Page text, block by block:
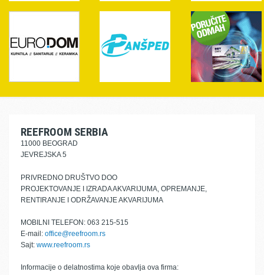
REEFROOM SERBIA
11000 BEOGRAD
JEVREJSKA 5
PRIVREDNO DRUŠTVO DOO
PROJEKTOVANJE I IZRADA AKVARIJUMA, OPREMANJE,
RENTIRANJE I ODRŽAVANJE AKVARIJUMA
MOBILNI TELEFON: 063 215-515
E-mail: office@reefroom.rs
Sajt: www.reefroom.rs
Informacije o delatnostima koje obavlja ova firma: